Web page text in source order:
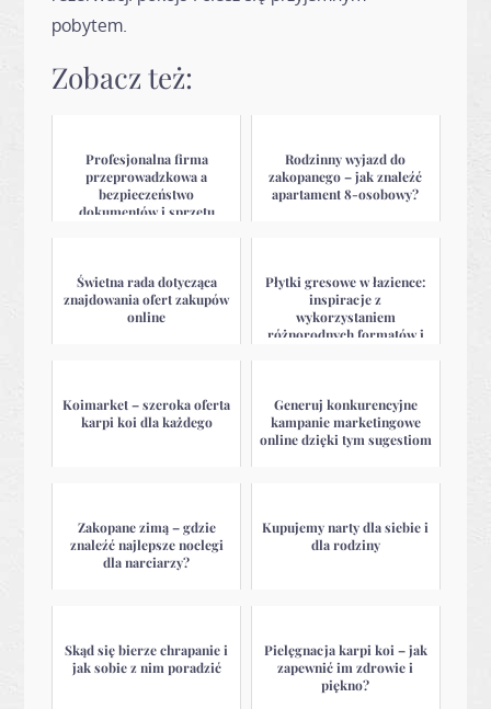
pobytem.
Zobacz też:
Profesjonalna firma
przeprowadzkowa a
bezpieczeństwo
dokumentów i sprzętu
Rodzinny wyjazd do
zakopanego – jak znaleźć
apartament 8-osobowy?
Świetna rada dotycząca
znajdowania ofert zakupów
online
Płytki gresowe w łazience:
inspiracje z
wykorzystaniem
różnorodnych formatów i
Koimarket – szeroka oferta
karpi koi dla każdego
Generuj konkurencyjne
kampanie marketingowe
online dzięki tym sugestiom
Zakopane zimą – gdzie
znaleźć najlepsze noclegi
dla narciarzy?
Kupujemy narty dla siebie i
dla rodziny
Skąd się bierze chrapanie i
jak sobie z nim poradzić
Pielęgnacja karpi koi – jak
zapewnić im zdrowie i
piękno?